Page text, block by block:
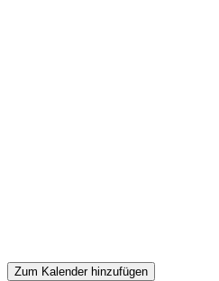
Zum Kalender hinzufügen